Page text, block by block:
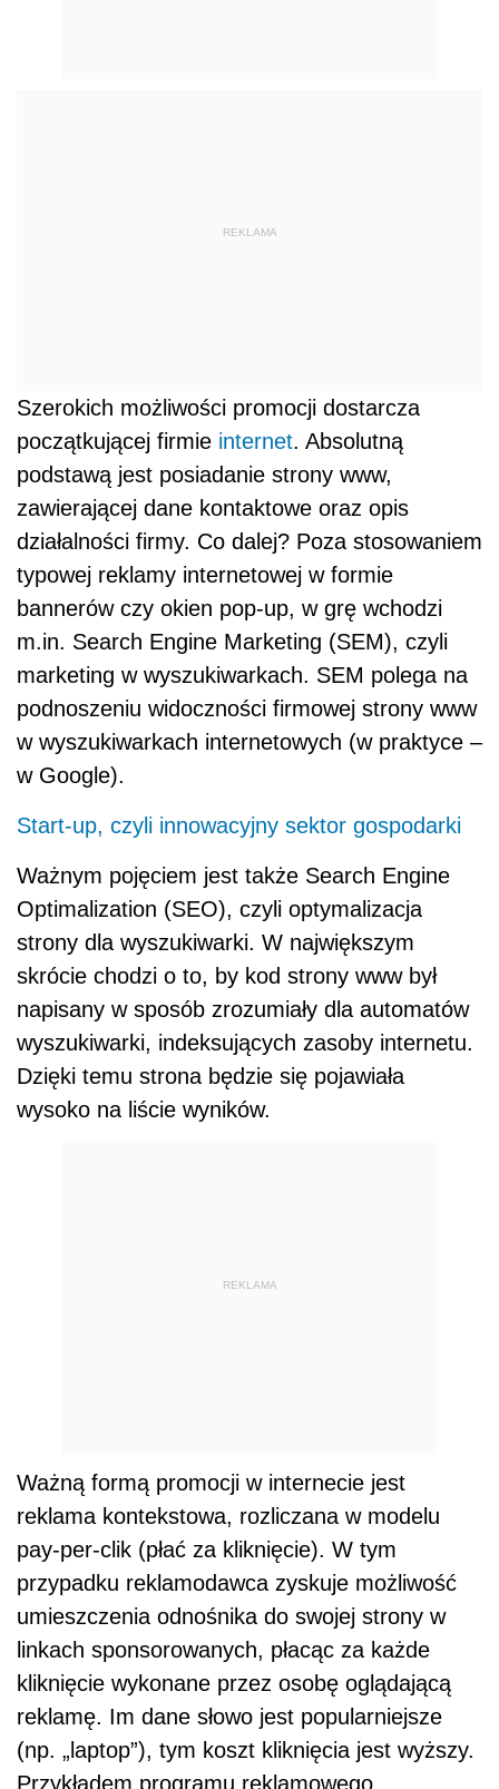
REKLAMA
Szerokich możliwości promocji dostarcza
początkującej firmie internet. Absolutną
podstawą jest posiadanie strony www,
zawierającej dane kontaktowe oraz opis
działalności firmy. Co dalej? Poza stosowaniem
typowej reklamy internetowej w formie
bannerów czy okien pop-up, w grę wchodzi
m.in. Search Engine Marketing (SEM), czyli
marketing w wyszukiwarkach. SEM polega na
podnoszeniu widoczności firmowej strony www
w wyszukiwarkach internetowych (w praktyce –
w Google).
Start-up, czyli innowacyjny sektor gospodarki
Ważnym pojęciem jest także Search Engine
Optimalization (SEO), czyli optymalizacja
strony dla wyszukiwarki. W największym
skrócie chodzi o to, by kod strony www był
napisany w sposób zrozumiały dla automatów
wyszukiwarki, indeksujących zasoby internetu.
Dzięki temu strona będzie się pojawiała
wysoko na liście wyników.
REKLAMA
Ważną formą promocji w internecie jest
reklama kontekstowa, rozliczana w modelu
pay-per-clik (płać za kliknięcie). W tym
przypadku reklamodawca zyskuje możliwość
umieszczenia odnośnika do swojej strony w
linkach sponsorowanych, płacąc za każde
kliknięcie wykonane przez osobę oglądającą
reklamę. Im dane słowo jest popularniejsze
(np. „laptop”), tym koszt kliknięcia jest wyższy.
Przykładem programu reklamowego